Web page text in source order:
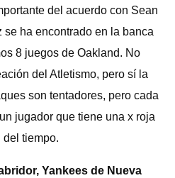
del acuerdo con Sean
se ha encontrado en la banca
8 juegos de Oakland. No
del Atletismo, pero sí la
son tentadores, pero cada
jugador que tiene una x roja
del tiempo.
Yankees de Nueva